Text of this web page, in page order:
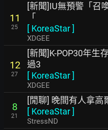
11
25
[新聞]IU無預警「召
「
[ KoreaStar]
XDGEE
12
27
[新聞]K-POP30年生
過3
[ KoreaStar]
XDGEE
8
21
[閒聊] 晚間有人拿高
[ KoreaStar]
StressND